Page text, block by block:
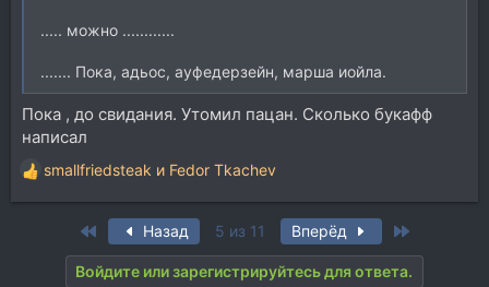
..... можно ............
....... Пока, адьос, ауфедерзейн, марша иойла.
Пока , до свидания. Утомил пацан. Сколько букафф
написал
Р
е
smallfriedsteak и Fedor Tkachev
First Назад 5 из 11 Вперёд
Войдите или зарегистрируйтесь для ответа.